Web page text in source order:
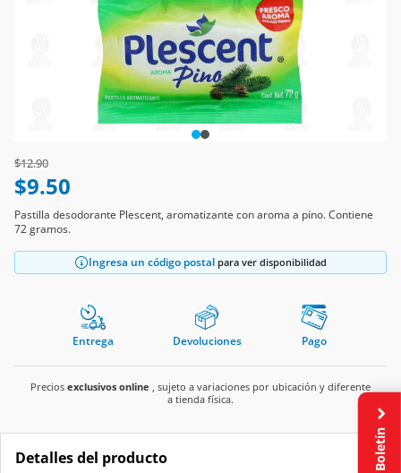
Price reduced from
$12.90to
$9.50
Pastilla desodorante Plescent, aromatizante con aroma a pino. Contiene
72 gramos.
Ingresa un código postal para ver disponibilidad
Entrega Devoluciones Pago
Precios exclusivos online , sujeto a variaciones por ubicación y diferente
a tienda física.
Detalles del producto Boletín